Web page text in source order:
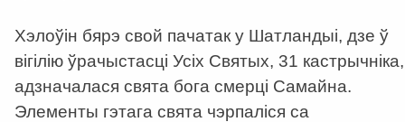
Хэлоўін бярэ свой пачатак у Шатландыі, дзе ў
вігілію ўрачыстасці Усіх Святых, 31 кастрычніка,
адзначалася свята бога смерці Самайна.
Элементы гэтага свята чэрпаліся са